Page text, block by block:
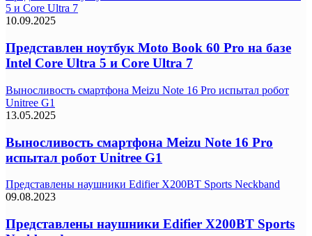
5 и Core Ultra 7
10.09.2025
Представлен ноутбук Moto Book 60 Pro на базе
Intel Core Ultra 5 и Core Ultra 7
Выносливость смартфона Meizu Note 16 Pro испытал робот
Unitree G1
13.05.2025
Выносливость смартфона Meizu Note 16 Pro
испытал робот Unitree G1
Представлены наушники Edifier X200BT Sports Neckband
09.08.2023
Представлены наушники Edifier X200BT Sports